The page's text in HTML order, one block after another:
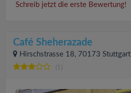
Schreib jetzt die erste Bewertung!
Café Sheherazade
Hirschstrasse 18, 70173 Stuttgart
(1)